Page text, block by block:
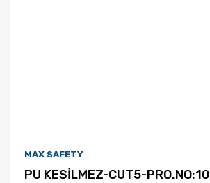
MAX SAFETY
PU KESİLMEZ-CUT5-PRO.NO:10